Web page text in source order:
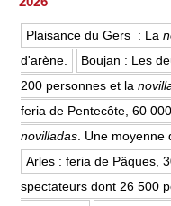
Plaisance du Gers : La
d'arène.
Boujan : Les
200 personnes et la
feria de Pentecôte, 60
novilladas. Une moyenne
Arles : feria de Pâques,
spectateurs dont 26 500